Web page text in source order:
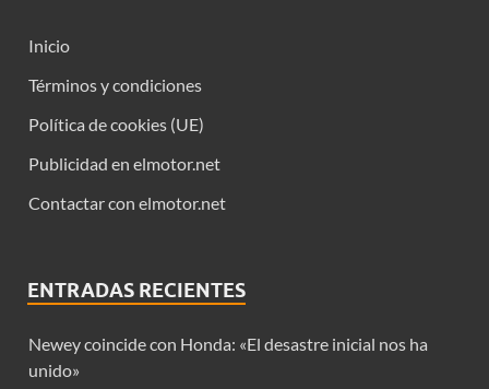
Inicio
Términos y condiciones
Política de cookies (UE)
Publicidad en elmotor.net
Contactar con elmotor.net
ENTRADAS RECIENTES
Newey coincide con Honda: «El desastre inicial nos ha
unido»